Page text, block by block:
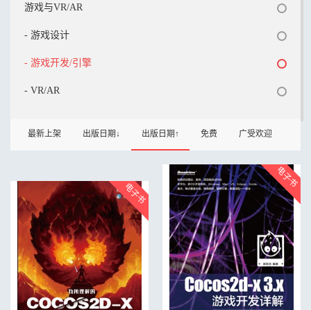
游戏与VR/AR
- 游戏设计
- 游戏开发/引擎
- VR/AR
最新上架 出版日期↓ 出版日期↑ 免费 广受欢迎